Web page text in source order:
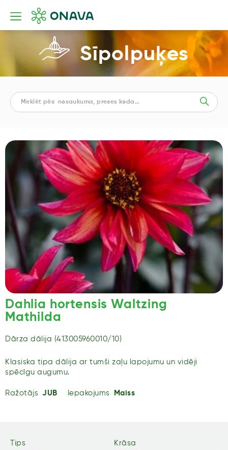
Sīpolpuķes
Dahlia hortensis Waltzing
Mathilda
Dārza dālija (413005960010/10)
Klasiska tipa dālija ar tumši zaļu lapojumu un vidēji
spēcīgu augumu.
Ražotājs JUB Iepakojums Maiss
Tips
Krāsa